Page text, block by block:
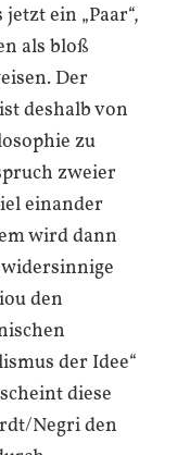
ein „Paar“,
als bloß
Der
deshalb von
zu
zweier
einander
wird dann
den
der Idee“
diese
Negri den